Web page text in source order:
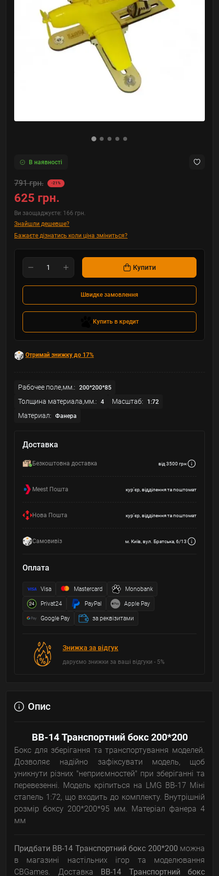
В наявності
791 грн. -21%
625 грн.
Ви заощаджуєте: 166 грн.
Знайшли дешевше?
Бажаєте дізнатись коли ціна зміниться?
Купити
Швидке замовлення
Купить в кредит
Отримай знижку до 17%
Рабочее поле,мм.: 200*200*85
Толщина материала,мм.: 4 Масштаб: 1:72
Материал: Фанера
Доставка
Безкоштовна доставка від 3500 грн
Meest Пошта кур'єр, відділення та поштомат
Нова Пошта кур'єр, відділення та поштомат
Самовивіз м. Київ, вул. Братська, 6/13
Оплата
Visa Mastercard Monobank
Privat24 PayPal Apple Pay
Google Pay за реквізитами
Знижка за відгук
даруємо знижки за ваші відгуки - 5%
Опис
BB-14 Транспортний бокс 200*200
Бокс для зберігання та транспортування моделей.
Дозволяє надійно зафіксувати модель, щоб
уникнути різних "неприємностей" при зберіганні та
перевезенні. Модель кріпиться на LMG BB-17 Міні
стапель 1:72, що входить до комплекту. Внутрішній
розмір боксу 200*200*95 мм. Матеріал фанера 4
мм
Придбати BB-14 Транспортний бокс 200*200 можна
в магазині настільних ігор та моделювання
CBGames. Доставка BB-14 Транспортний бокс